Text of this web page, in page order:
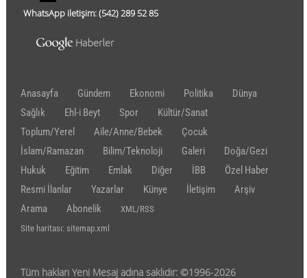
WhatsApp iletişim:(542)289 52 85
Anasayfa Gündem Ekonomi Politika
Dünya
Sağlık
Ehl-i Beyt Spor
Kültür/Sanat
Toplum/Yerel
Aile/Anne/Bebek
Çocuk
İslam/Ramazan
Bilim/Teknoloji Galeri
Doğa/Gezi
Hukuk
Eğitim Emlak Diğer İBB
Özel Haber
Resmi İlanlar
Yazarlar Künye İletişim
Arşiv
Arama
Abonelik
XML/RSS
Site haritası: sitemap.xml
Tüm hakları Yeni Mesaj adına saklıdır: ©1996-2026